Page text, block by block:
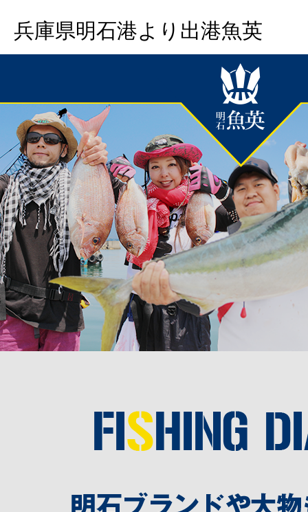
兵庫県明石港より出港魚英